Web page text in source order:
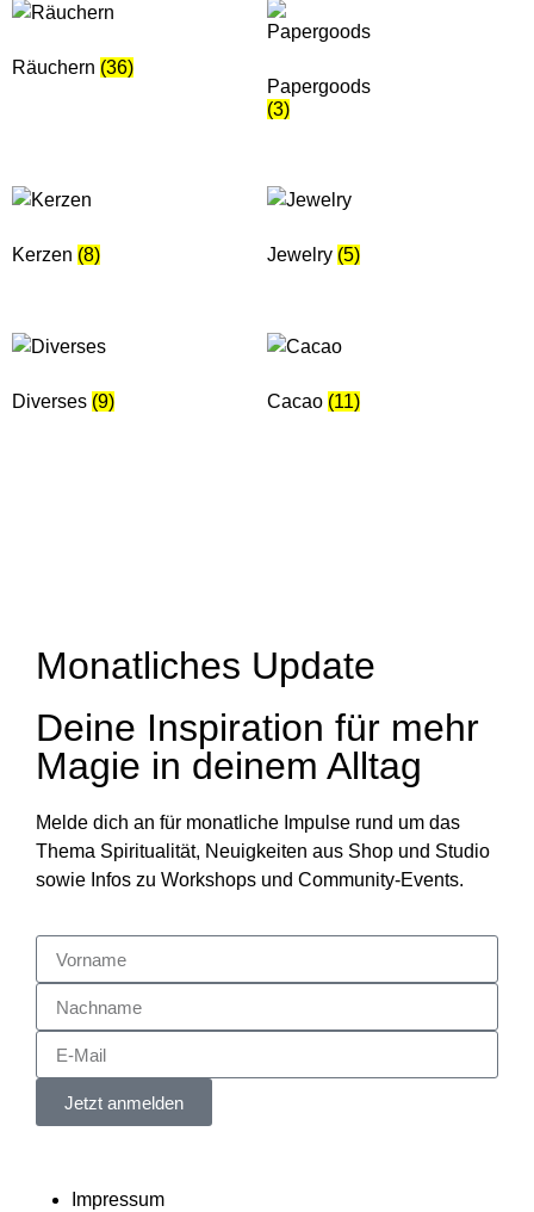
Räuchern (36)
Papergoods
(3)
Kerzen (8) Jewelry (5)
Diverses (9) Cacao (11)
Monatliches Update
Deine Inspiration für mehr
Magie in deinem Alltag
Melde dich an für monatliche Impulse rund um das
Thema Spiritualität, Neuigkeiten aus Shop und Studio
sowie Infos zu Workshops und Community-Events.
Jetzt anmelden
Impressum